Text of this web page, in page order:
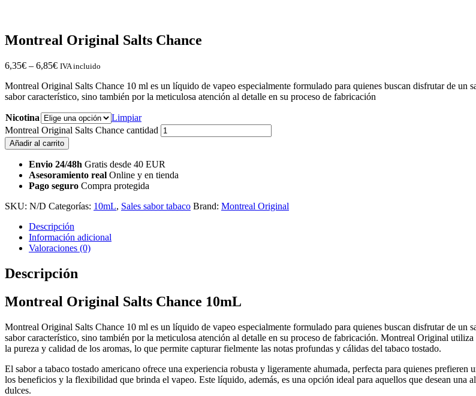
Montreal Original Salts Chance
6,35€ – 6,85€ IVA incluido
Montreal Original Salts Chance 10 ml es un líquido de vapeo especialmente formulado para quienes buscan disfrutar de un
sabor característico, sino también por la meticulosa atención al detalle en su proceso de fabricación
Nicotina
Limpiar
Montreal Original Salts Chance cantidad
Añadir al carrito
Envio 24/48h Gratis desde 40 EUR
Asesoramiento real Online y en tienda
Pago seguro Compra protegida
SKU: N/D Categorías: 10mL, Sales sabor tabaco Brand: Montreal Original
Descripción
Información adicional
Valoraciones (0)
Descripción
Montreal Original Salts Chance 10mL
Montreal Original Salts Chance 10 ml es un líquido de vapeo especialmente formulado para quienes buscan disfrutar de un
sabor característico, sino también por la meticulosa atención al detalle en su proceso de fabricación. Montreal Original
la pureza y calidad de los aromas, lo que permite capturar fielmente las notas profundas y cálidas del tabaco tostado.
El sabor a tabaco tostado americano ofrece una experiencia robusta y ligeramente ahumada, perfecta para quienes
los beneficios y la flexibilidad que brinda el vapeo. Este líquido, además, es una opción ideal para aquellos que desean una
dulces.